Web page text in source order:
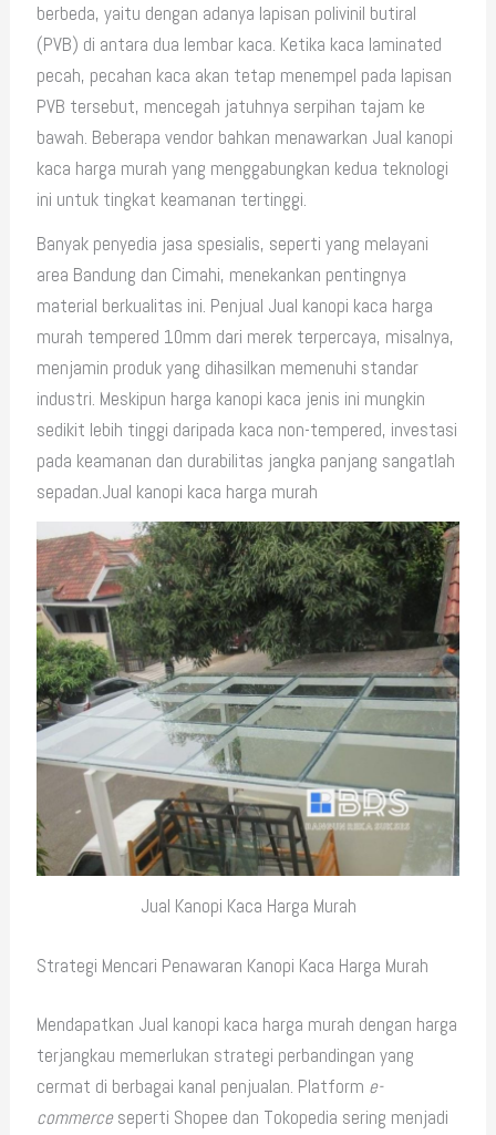
berbeda, yaitu dengan adanya lapisan polivinil butiral
(PVB) di antara dua lembar kaca. Ketika kaca laminated
pecah, pecahan kaca akan tetap menempel pada lapisan
PVB tersebut, mencegah jatuhnya serpihan tajam ke
bawah. Beberapa vendor bahkan menawarkan Jual kanopi
kaca harga murah yang menggabungkan kedua teknologi
ini untuk tingkat keamanan tertinggi.
Banyak penyedia jasa spesialis, seperti yang melayani
area Bandung dan Cimahi, menekankan pentingnya
material berkualitas ini. Penjual Jual kanopi kaca harga
murah tempered 10mm dari merek terpercaya, misalnya,
menjamin produk yang dihasilkan memenuhi standar
industri. Meskipun harga kanopi kaca jenis ini mungkin
sedikit lebih tinggi daripada kaca non-tempered, investasi
pada keamanan dan durabilitas jangka panjang sangatlah
sepadan.Jual kanopi kaca harga murah
Jual Kanopi Kaca Harga Murah
Strategi Mencari Penawaran Kanopi Kaca Harga Murah
Mendapatkan Jual kanopi kaca harga murah dengan harga
terjangkau memerlukan strategi perbandingan yang
cermat di berbagai kanal penjualan. Platform e-
commerceseperti Shopee dan Tokopedia sering menjadi